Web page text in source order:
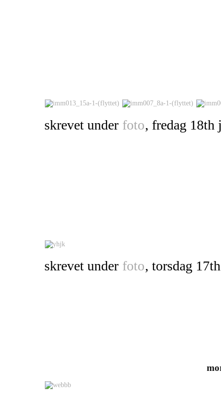
skrevet under foto, fredag 18th
skrevet under foto, torsdag